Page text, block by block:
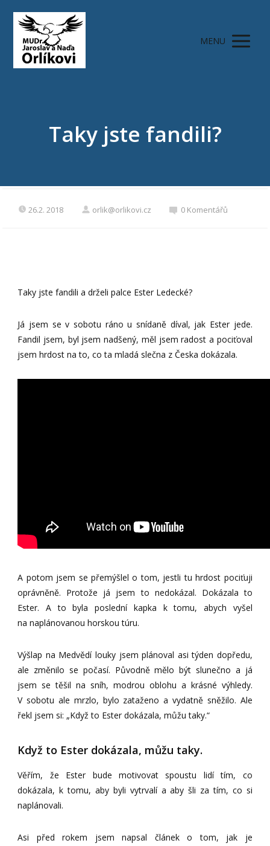
MENU
Taky jste fandili?
26.2. 2018 orlik@orlikovi.cz 0 Komentářů
Taky jste fandili a drželi palce Ester Ledecké?
Já jsem se v sobotu ráno u snídaně díval, jak Ester jede.
Fandil jsem, byl jsem nadšený, měl jsem radost a pociťoval
jsem hrdost na to, co ta mladá slečna z Česka dokázala.
A potom jsem se přemýšlel o tom, jestli tu hrdost pociťuji
oprávněně. Protože já jsem to nedokázal. Dokázala to
Ester. A to byla poslední kapka k tomu, abych vyšel
na naplánovanou horskou túru.
Výšlap na Medvědí louky jsem plánoval asi týden dopředu,
ale změnilo se počasí. Původně mělo být slunečno a já
jsem se těšil na sníh, modrou oblohu a krásné výhledy.
V sobotu ale mrzlo, bylo zataženo a vydatně sněžilo. Ale
řekl jsem si: „Když to Ester dokázala, můžu taky.“
Když to Ester dokázala, můžu taky.
Věřím, že Ester bude motivovat spoustu lidí tím, co
dokázala, k tomu, aby byli vytrvalí a aby šli za tím, co si
naplánovali.
Asi před rokem jsem napsal článek o tom, jak je